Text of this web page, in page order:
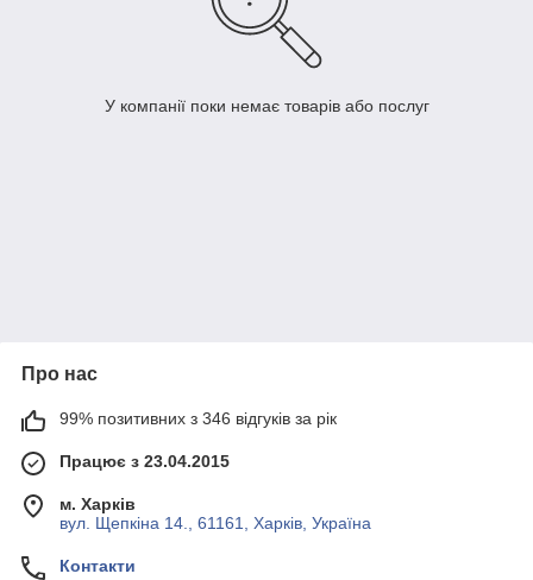
У компанії поки немає товарів або послуг
Про нас
99% позитивних з 346 відгуків за рік
Працює з 23.04.2015
м. Харків
вул. Щепкіна 14., 61161, Харків, Україна
Контакти